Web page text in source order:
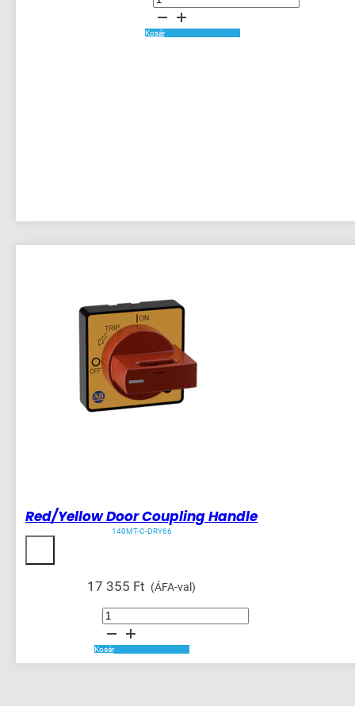
C3E-
C16
Motorvédő
Kosár
Red/Yellow Door Coupling Handle
140MT-C-DRY66
17 355 Ft (ÁFA-val)
Red/Yellow
Door
Coupling
Handle
mennyiség
Kosár